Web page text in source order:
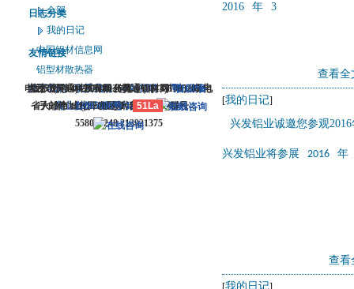
日志分类
全部
我的日记
友情链接
中国铝材信息网
铝型材散热器
2016
年 3
查看全
[我的日记]
兴发铝业诚邀您参观
兴发铝业将参展 2016 年
查看
[我的日记]
关于我们-联系我们-本站招聘-广告服务-
商业合作-服务内容-服务条款
电话：(0714)8765286 传真：(0714)8765285 电
子邮件：dylt2006@163.com QQ群号：
558099248 213921375
大冶市灵通科技有限公司 @ （435100）湖北
省大冶市城北开发区新冶大道
版权所有 © 2006-2026灵通铝材网鄂ICP备
12005698号-1
51La